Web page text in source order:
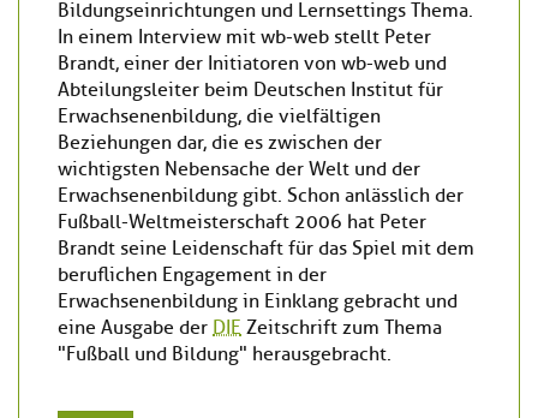
Bildungseinrichtungen und Lernsettings Thema.
In einem Interview mit wb-web stellt Peter
Brandt, einer der Initiatoren von wb-web und
Abteilungsleiter beim Deutschen Institut für
Erwachsenenbildung, die vielfältigen
Beziehungen dar, die es zwischen der
wichtigsten Nebensache der Welt und der
Erwachsenenbildung gibt. Schon anlässlich der
Fußball-Weltmeisterschaft 2006 hat Peter
Brandt seine Leidenschaft für das Spiel mit dem
beruflichen Engagement in der
Erwachsenenbildung in Einklang gebracht und
eine Ausgabe der DIE Zeitschrift zum Thema
"Fußball und Bildung" herausgebracht.